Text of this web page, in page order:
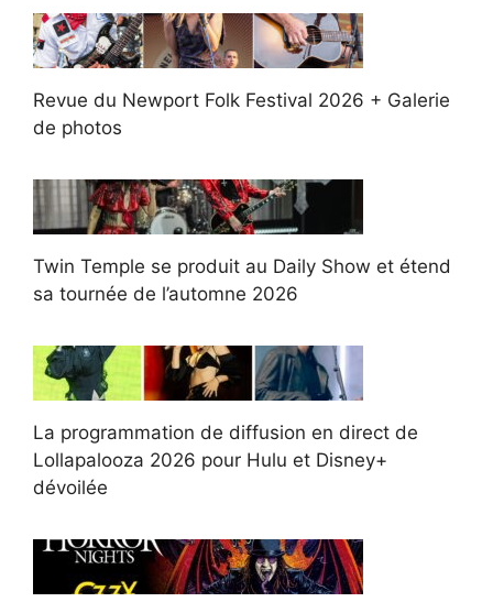
Revue du Newport Folk Festival 2026 + Galerie
de photos
Twin Temple se produit au Daily Show et étend
sa tournée de l’automne 2026
La programmation de diffusion en direct de
Lollapalooza 2026 pour Hulu et Disney+
dévoilée